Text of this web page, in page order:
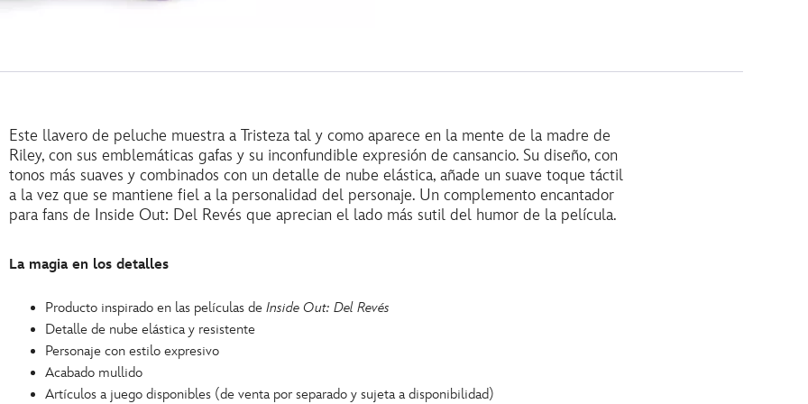
Este llavero de peluche muestra a Tristeza tal y como aparece en la mente de la madre de
Riley, con sus emblemáticas gafas y su inconfundible expresión de cansancio. Su diseño, con
tonos más suaves y combinados con un detalle de nube elástica, añade un suave toque táctil
a la vez que se mantiene fiel a la personalidad del personaje. Un complemento encantador
para fans de Inside Out: Del Revés que aprecian el lado más sutil del humor de la película.
La magia en los detalles
Producto inspirado en las películas de Inside Out: Del Revés
Detalle de nube elástica y resistente
Personaje con estilo expresivo
Acabado mullido
Artículos a juego disponibles (de venta por separado y sujeta a disponibilidad)